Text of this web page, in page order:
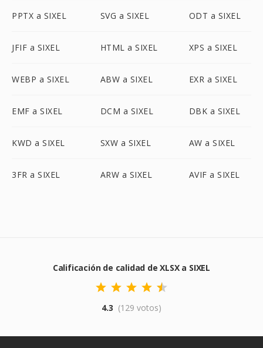
PPTX a SIXEL SVG a SIXEL ODT a SIXEL
JFIF a SIXEL HTML a SIXEL XPS a SIXEL
WEBP a SIXEL ABW a SIXEL EXR a SIXEL
EMF a SIXEL DCM a SIXEL DBK a SIXEL
KWD a SIXEL SXW a SIXEL AW a SIXEL
3FR a SIXEL ARW a SIXEL AVIF a SIXEL
Calificación de calidad de XLSX a SIXEL
4.3 (129 votos)